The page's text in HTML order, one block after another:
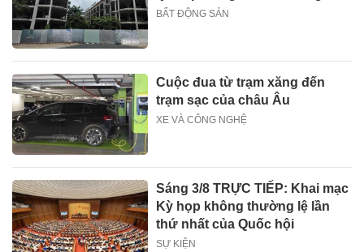
BẤT ĐỘNG SẢN
Cuộc đua từ trạm xăng đến
trạm sạc của châu Âu
XE VÀ CÔNG NGHỆ
Sáng 3/8 TRỰC TIẾP: Khai mạc
Kỳ họp không thường lệ lần
thứ nhất của Quốc hội
SỰ KIỆN